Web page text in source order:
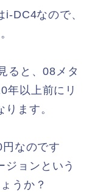
DC4なので、
ると、08メタ
年以上前にリ
ます。
なのです
ジョンという
うか？